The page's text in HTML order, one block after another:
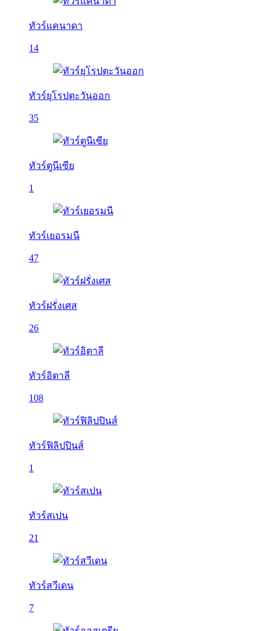
ทัวร์แคนาดา
14
ทัวร์ยุโรปตะวันออก
35
ทัวร์ตูนีเซีย
1
ทัวร์เยอรมนี
47
ทัวร์ฝรั่งเศส
26
ทัวร์อิตาลี
108
ทัวร์ฟิลิปปินส์
1
ทัวร์สเปน
21
ทัวร์สวีเดน
7